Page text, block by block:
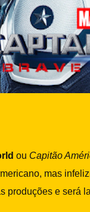
ou Capitão
mas
produções e será